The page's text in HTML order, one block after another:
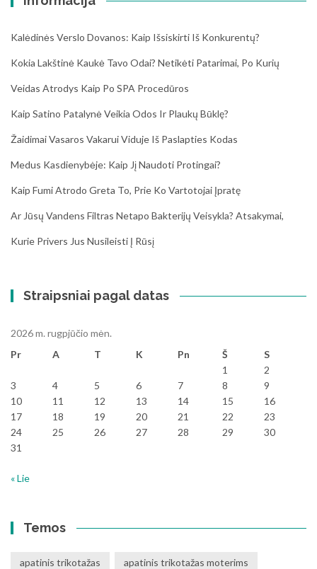
Kalėdinės Verslo Dovanos: Kaip Išsiskirti Iš Konkurentų?
Kokia Lakštinė Kaukė Tavo Odai? Netikėti Patarimai, Po Kurių
Veidas Atrodys Kaip Po SPA Procedūros
Kaip Satino Patalynė Veikia Odos Ir Plaukų Būklę?
Žaidimai Vasaros Vakarui Viduje Iš Paslapties Kodas
Medus Kasdienybėje: Kaip Jį Naudoti Protingai?
Kaip Fumi Atrodo Greta To, Prie Ko Vartotojai Įpratę
Ar Jūsų Vandens Filtras Netapo Bakterijų Veisykla? Atsakymai,
Kurie Privers Jus Nusileisti Į Rūsį
Straipsniai pagal datas
2026 m. rugpjūčio mėn.
Pr
A T K Pn Š
S
1
2
3
4 5 6 7 8
9
10
11 12 13 14 15
16
17
18 19 20 21 22
23
24
25 26 27 28 29
30
31
« Lie
Temos
apatinis trikotažas apatinis trikotažas moterims